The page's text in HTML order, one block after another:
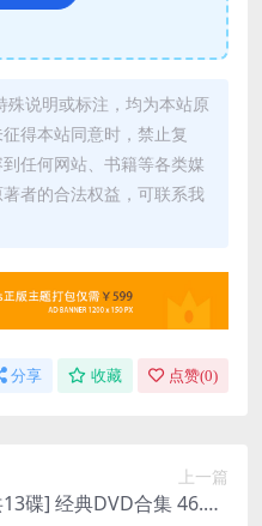
殊说明或标注，均为本站原
得本站同意时，禁止复
任何网站、书籍等各类媒
者的合法权益，可联系我
分享 收藏 点赞(0)
上一篇
碟] 经典DVD合集 46.3G